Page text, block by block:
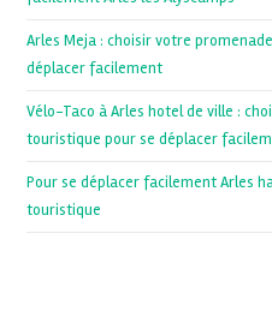
Arles Meja : choisir votre
déplacer facilement
Vélo-Taco à Arles hotel de ville :
touristique pour se déplacer
Pour se déplacer facilement Arles
touristique